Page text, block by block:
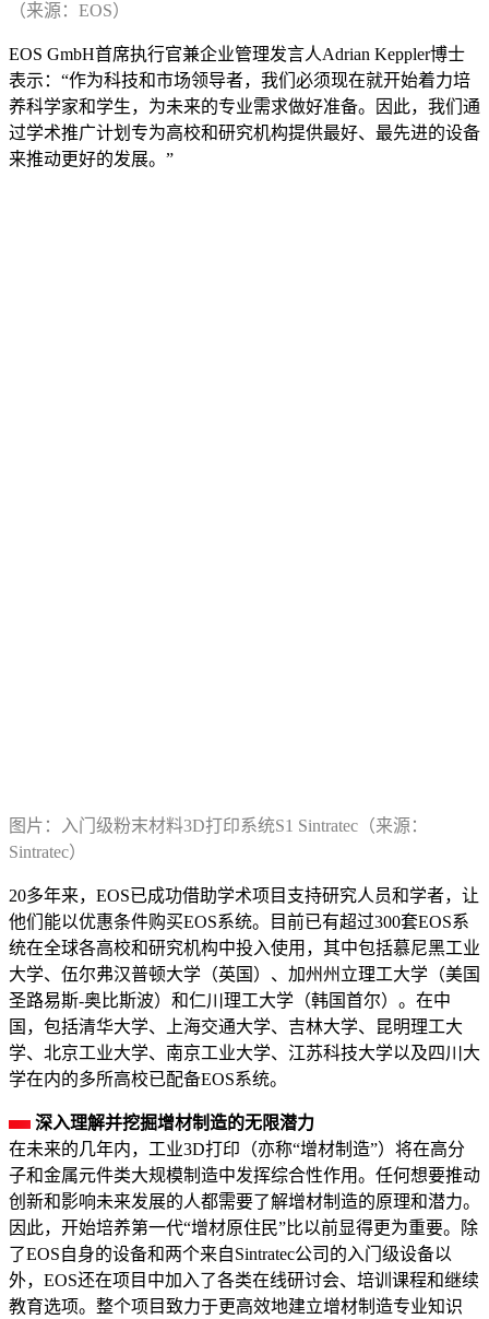
（来源：EOS）
EOS GmbH首席执行官兼企业管理发言人Adrian Keppler博士
表示：“作为科技和市场领导者，我们必须现在就开始着力培
养科学家和学生，为未来的专业需求做好准备。因此，我们通
过学术推广计划专为高校和研究机构提供最好、最先进的设备
来推动更好的发展。”
图片：入门级粉末材料3D打印系统S1 Sintratec（来源：
Sintratec）
20多年来，EOS已成功借助学术项目支持研究人员和学者，让
他们能以优惠条件购买EOS系统。目前已有超过300套EOS系
统在全球各高校和研究机构中投入使用，其中包括慕尼黑工业
大学、伍尔弗汉普顿大学（英国）、加州州立理工大学（美国
圣路易斯-奥比斯波）和仁川理工大学（韩国首尔）。在中
国，包括清华大学、上海交通大学、吉林大学、昆明理工大
学、北京工业大学、南京工业大学、江苏科技大学以及四川大
学在内的多所高校已配备EOS系统。
深入理解并挖掘增材制造的无限潜力
在未来的几年内，工业3D打印（亦称“增材制造”）将在高分
子和金属元件类大规模制造中发挥综合性作用。任何想要推动
创新和影响未来发展的人都需要了解增材制造的原理和潜力。
因此，开始培养第一代“增材原住民”比以前显得更为重要。除
了EOS自身的设备和两个来自Sintratec公司的入门级设备以
外，EOS还在项目中加入了各类在线研讨会、培训课程和继续
教育选项。整个项目致力于更高效地建立增材制造专业知识